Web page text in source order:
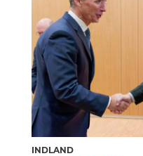
INDLAND